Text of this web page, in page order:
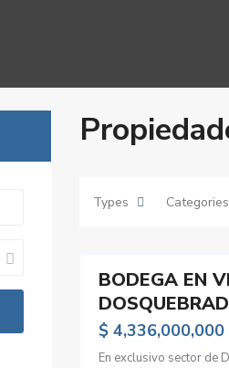
Types Categories
BODEGA EN
$ 4,336,000,000
En exclusivo sector de